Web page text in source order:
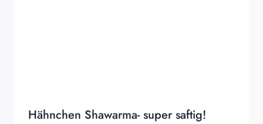
Hähnchen Shawarma- super saftig!